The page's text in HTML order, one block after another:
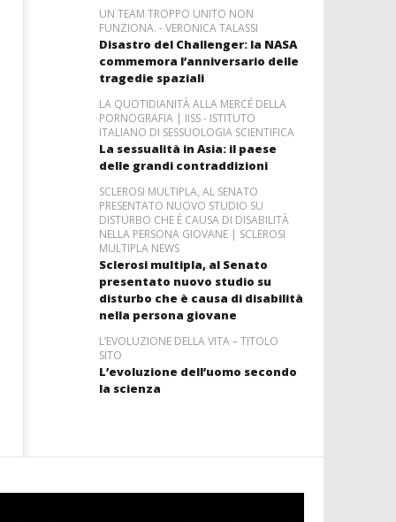
UN TEAM TROPPO UNITO NON
FUNZIONA. - VERONICA TALASSI
Disastro del Challenger: la NASA
commemora l’anniversario delle
tragedie spaziali
LA QUOTIDIANITÀ ALLA MERCÉ DELLA
PORNOGRAFIA | IISS - ISTITUTO
ITALIANO DI SESSUOLOGIA SCIENTIFICA
La sessualità in Asia: il paese
delle grandi contraddizioni
SCLEROSI MULTIPLA, AL SENATO
PRESENTATO NUOVO STUDIO SU
DISTURBO CHE È CAUSA DI DISABILITÀ
NELLA PERSONA GIOVANE | SCLEROSI
MULTIPLA NEWS
Sclerosi multipla, al Senato
presentato nuovo studio su
disturbo che è causa di disabilità
nella persona giovane
L’EVOLUZIONE DELLA VITA – TITOLO
SITO
L’evoluzione dell’uomo secondo
la scienza